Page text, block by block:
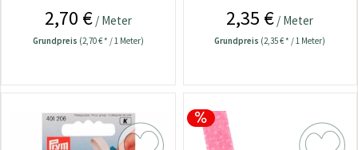
2,70 €/ Meter
Grundpreis (2,70 € * / 1 Meter)
2,35 € / Meter
Grundpreis (2,35 € * / 1 Meter)